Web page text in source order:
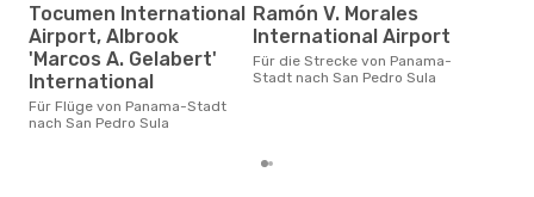
Tocumen International
Airport, Albrook
'Marcos A. Gelabert'
International
Für Flüge von Panama-Stadt
nach San Pedro Sula
Ramón V. Morales
International Airport
Für die Strecke von Panama-
Stadt nach San Pedro Sula